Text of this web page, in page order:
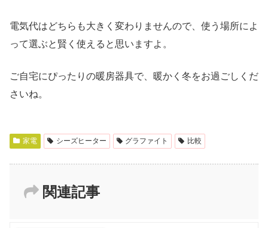
電気代はどちらも大きく変わりませんので、使う場所によ
って選ぶと賢く使えると思いますよ。
ご自宅にぴったりの暖房器具で、暖かく冬をお過ごしくだ
さいね。
家電 シーズヒーター グラファイト 比較
関連記事